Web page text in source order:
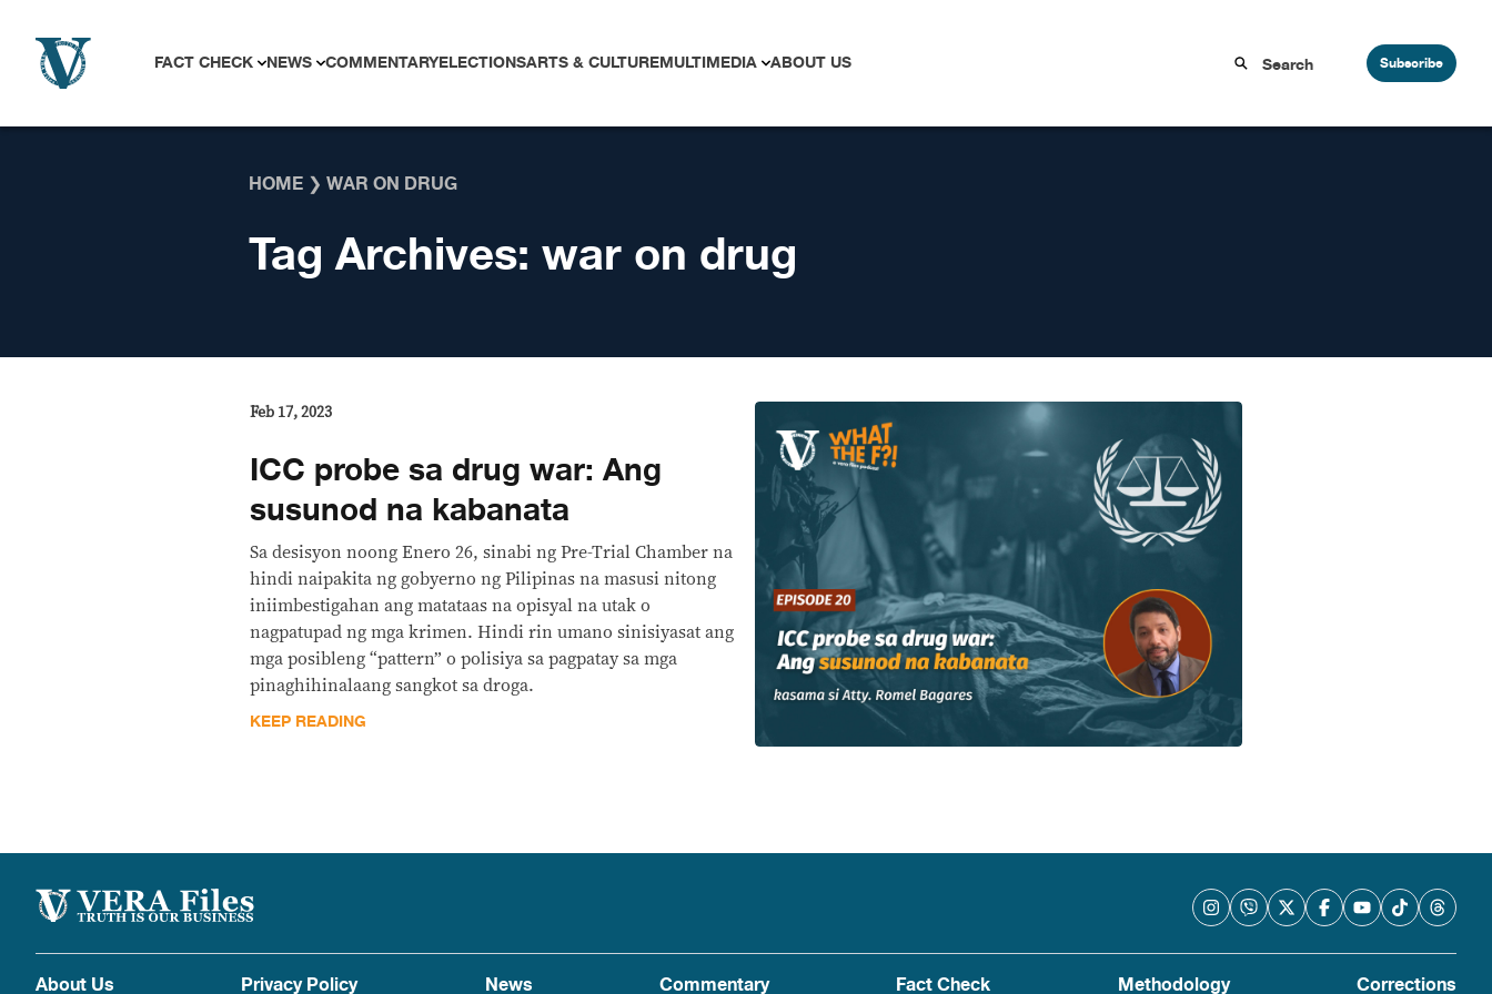
FACT CHECK NEWS COMMENTARYELECTIONSARTS & CULTUREMULTIMEDIA ABOUT US Subscribe
HOME ❯ WAR ON DRUG
Tag Archives:war on drug
Feb 17, 2023
ICC probe sa drug war: Ang
susunod na kabanata
Sa desisyon noong Enero 26, sinabi ng Pre-Trial Chamber na
hindi naipakita ng gobyerno ng Pilipinas na masusi nitong
iniimbestigahan ang matataas na opisyal na utak o
nagpatupad ng mga krimen. Hindi rin umano sinisiyasat ang
mga posibleng “pattern” o polisiya sa pagpatay sa mga
pinaghihinalaang sangkot sa droga.
KEEP READING
About Us Privacy Policy News Commentary Fact Check Methodology Corrections